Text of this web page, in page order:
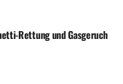
Rettung und Gasgeruch